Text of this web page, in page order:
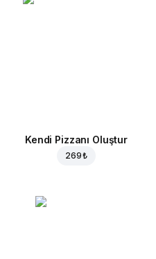
Kendi Pizzanı Oluştur
269 ₺